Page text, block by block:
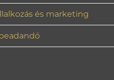
és marketing